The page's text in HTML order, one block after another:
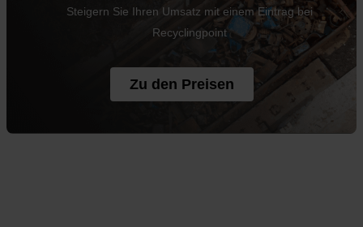
Steigern Sie Ihren Umsatz mit einem Eintrag bei
Recyclingpoint
Zu den Preisen